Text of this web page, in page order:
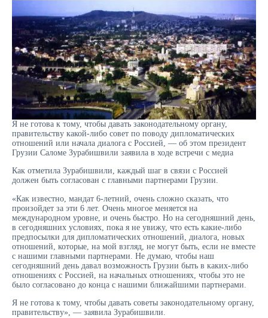
Я не готова к тому, чтобы давать законодательному органу,
правительству какой-либо совет по поводу дипломатических
отношений или начала диалога с Россией, — об этом президент
Грузии Саломе Зурабишвили заявила в ходе встречи с медиа
Как отметила Зурабишвили, каждый шаг в связи с Россией
должен быть согласован с главными партнерами Грузии.
«Как известно, мандат 6-летний, очень сложно сказать, что
произойдет за эти 6 лет. Очень многое меняется на
международном уровне, и очень быстро. Но на сегодняшний день,
в сегодняшних условиях, пока я не увижу, что есть какие-либо
предпосылки для дипломатических отношений, диалога, новых
отношений, которые, на мой взгляд, не могут быть, если не вместе
с нашими главными партнерами. Не думаю, чтобы наш
сегодняшний день давал возможность Грузии быть в каких-либо
отношениях с Россией, на начальных отношениях, чтобы это не
было согласовано до конца с нашими ближайшими партнерами.
Я не готова к тому, чтобы давать советы законодательному органу,
правительству», — заявила Зурабишвили.